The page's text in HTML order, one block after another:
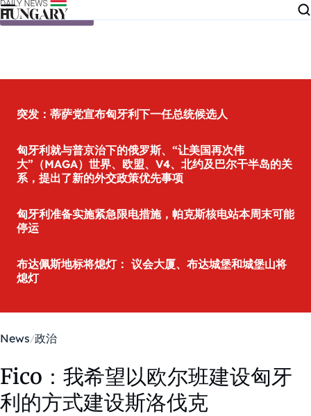
Skip to content
突发：蒂萨党宣布匈牙利下一任总统候选人
匈牙利就与普京治下的俄罗斯、“让美国再次伟
大”（MAGA）世界、欧盟、V4、北约及巴尔干半岛的关
系，提出了新的外交政策优先事项
匈牙利准备实施紧急限电措施，帕克斯核电站本周末可能
停运
布达佩斯地标将熄灯： 议会大厦、布达城堡和城堡山将
熄灯
News 政治
Fico：我希望以欧尔班建设匈牙
利的方式建设斯洛伐克